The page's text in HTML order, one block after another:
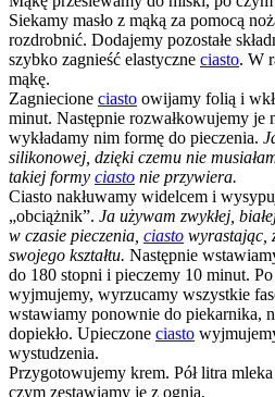
Siekamy masło z mąką za pomocą
rozdrobnić. Dodajemy pozostałe
szybko zagnieść elastyczne ciasto. W
mąkę.
Zagniecione ciasto owijamy folią i
minut. Następnie rozwałkowujemy je
wykładamy nim formę do pieczenia.
silikonowej, dzięki czemu nie
takiej formy ciasto nie przywiera.
Ciasto nakłuwamy widelcem i
„obciążnik”. Ja używam zwykłej,
w czasie pieczenia, ciasto wyrastając,
swojego kształtu. Następnie
do 180 stopni i pieczemy 10 minut.
wyjmujemy, wyrzucamy wszystkie
wstawiamy ponownie do piekarnika,
dopiekło. Upieczone ciasto
wystudzenia.
Przygotowujemy krem. Pół litra
czym zestawiamy je z ognia.